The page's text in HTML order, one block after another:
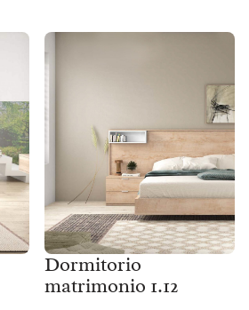
Dormitorio
matrimonio 1.12